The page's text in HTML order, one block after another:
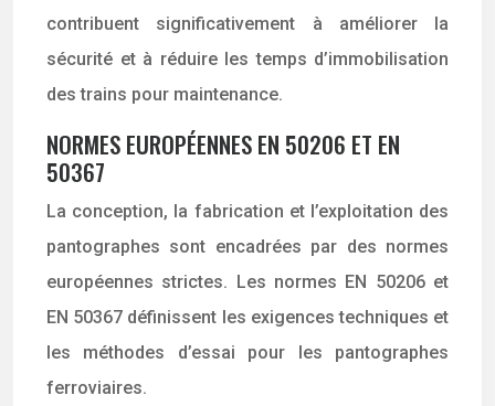
contribuent significativement à améliorer la
sécurité et à réduire les temps d’immobilisation
des trains pour maintenance.
NORMES EUROPÉENNES EN 50206 ET EN
50367
La conception, la fabrication et l’exploitation des
pantographes sont encadrées par des normes
européennes strictes. Les normes EN 50206 et
EN 50367 définissent les exigences techniques et
les méthodes d’essai pour les pantographes
ferroviaires.